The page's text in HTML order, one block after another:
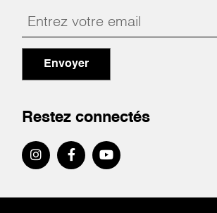
Envoyer
Restez connectés